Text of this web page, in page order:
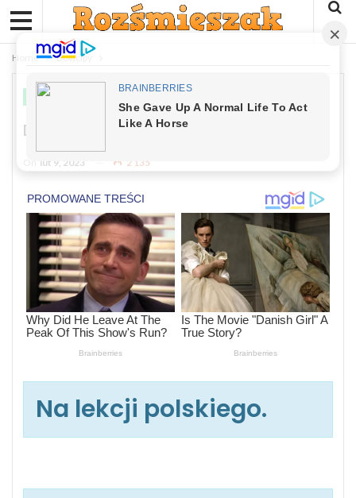
Home Dowcipy
DOWCIPY
Dowcip Dnia: Na Lekcji Polskiego
lut 9, 2023 2 135
Na lekcji polskiego.